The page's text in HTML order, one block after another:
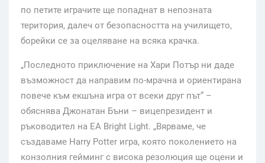
по петите играчите ще попаднат в непозната
територия, далеч от безопасността на училището,
борейки се за оцеляване на всяка крачка.
„Последното приключение на Хари Потър ни даде
възможност да направим по-мрачна и ориентирана
повече към екшъна игра от всеки друг път” –
обяснява Джонатан Бъни – вицепрезидент и
ръководител на EA Bright Light. „Вярваме, че
създаваме Harry Potter игра, която поколението на
конзолния гейминг с висока резолюция ще оцени и